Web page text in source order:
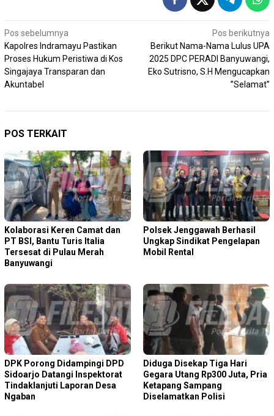
Navigasi
pos
Pos sebelumnya
Kapolres Indramayu Pastikan
Proses Hukum Peristiwa di Kos
Singajaya Transparan dan
Akuntabel
Pos berikutnya
Berikut Nama-Nama Lulus UPA
2025 DPC PERADI Banyuwangi,
Eko Sutrisno, S.H Mengucapkan
”Selamat”
POS TERKAIT
Kolaborasi Keren Camat dan
PT BSI, Bantu Turis Italia
Tersesat di Pulau Merah
Banyuwangi
Polsek Jenggawah Berhasil
Ungkap Sindikat Pengelapan
Mobil Rental
DPK Porong Didampingi DPD
Sidoarjo Datangi Inspektorat
Tindaklanjuti Laporan Desa
Ngaban
Diduga Disekap Tiga Hari
Gegara Utang Rp300 Juta, Pria
Ketapang Sampang
Diselamatkan Polisi